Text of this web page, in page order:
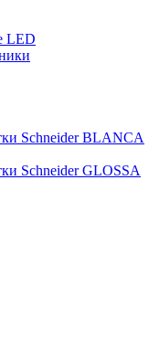
LED
Schneider BLANCA
Schneider GLOSSA